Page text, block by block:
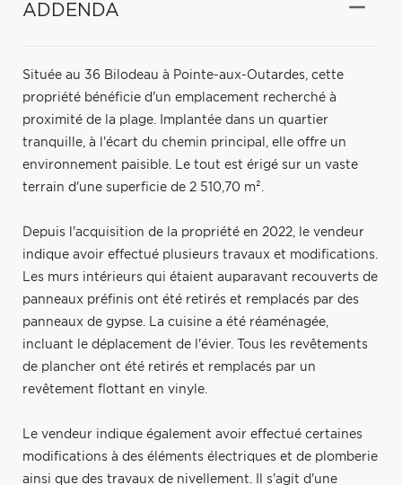
ADDENDA
Située au 36 Bilodeau à Pointe-aux-Outardes, cette
propriété bénéficie d'un emplacement recherché à
proximité de la plage. Implantée dans un quartier
tranquille, à l'écart du chemin principal, elle offre un
environnement paisible. Le tout est érigé sur un vaste
terrain d'une superficie de 2 510,70 m².
Depuis l'acquisition de la propriété en 2022, le vendeur
indique avoir effectué plusieurs travaux et modifications.
Les murs intérieurs qui étaient auparavant recouverts de
panneaux préfinis ont été retirés et remplacés par des
panneaux de gypse. La cuisine a été réaménagée,
incluant le déplacement de l'évier. Tous les revêtements
de plancher ont été retirés et remplacés par un
revêtement flottant en vinyle.
Le vendeur indique également avoir effectué certaines
modifications à des éléments électriques et de plomberie
ainsi que des travaux de nivellement. Il s'agit d'une